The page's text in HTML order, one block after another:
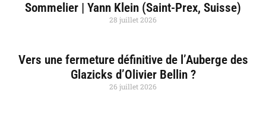
Sommelier | Yann Klein (Saint-Prex, Suisse)
28 juillet 2026
Vers une fermeture définitive de l’Auberge des
Glazicks d’Olivier Bellin ?
26 juillet 2026